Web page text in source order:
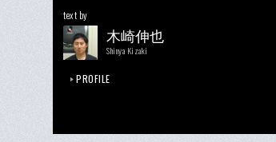
text by
木崎伸也
Shinya Kizaki
PROFILE